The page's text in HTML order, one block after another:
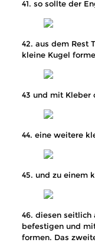
41. so sollte der
42. aus dem Rest
kleine Kugel
43 und mit Kleber
44. eine weitere
45. und zu einem
46. diesen seitlich
befestigen und
formen. Das